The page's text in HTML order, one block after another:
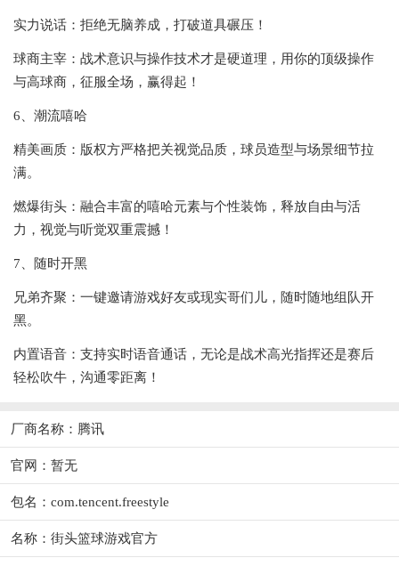
实力说话：拒绝无脑养成，打破道具碾压！
球商主宰：战术意识与操作技术才是硬道理，用你的顶级操作
与高球商，征服全场，赢得起！
6、潮流嘻哈
精美画质：版权方严格把关视觉品质，球员造型与场景细节拉
满。
燃爆街头：融合丰富的嘻哈元素与个性装饰，释放自由与活
力，视觉与听觉双重震撼！
7、随时开黑
兄弟齐聚：一键邀请游戏好友或现实哥们儿，随时随地组队开
黑。
内置语音：支持实时语音通话，无论是战术高光指挥还是赛后
轻松吹牛，沟通零距离！
厂商名称：腾讯
官网：暂无
包名：com.tencent.freestyle
名称：街头篮球游戏官方